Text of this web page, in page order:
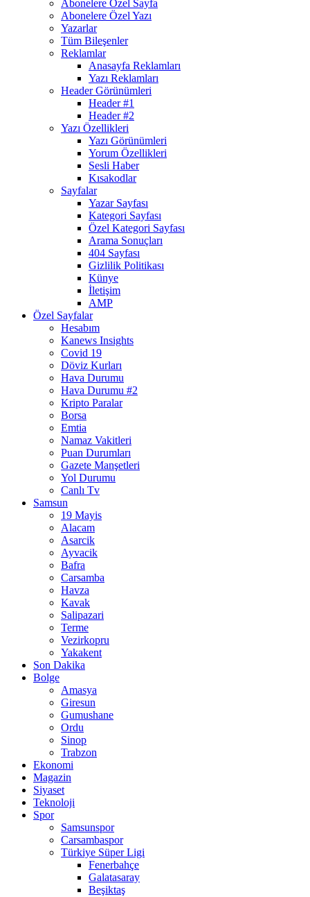
Abonelere Özel Sayfa
Abonelere Özel Yazı
Yazarlar
Tüm Bileşenler
Reklamlar
Anasayfa Reklamları
Yazı Reklamları
Header Görünümleri
Header #1
Header #2
Yazı Özellikleri
Yazı Görünümleri
Yorum Özellikleri
Sesli Haber
Kısakodlar
Sayfalar
Yazar Sayfası
Kategori Sayfası
Özel Kategori Sayfası
Arama Sonuçları
404 Sayfası
Gizlilik Politikası
Künye
İletişim
AMP
Özel Sayfalar
Hesabım
Kanews Insights
Covid 19
Döviz Kurları
Hava Durumu
Hava Durumu #2
Kripto Paralar
Borsa
Emtia
Namaz Vakitleri
Puan Durumları
Gazete Manşetleri
Yol Durumu
Canlı Tv
Samsun
19 Mayis
Alacam
Asarcik
Ayvacik
Bafra
Carsamba
Havza
Kavak
Salipazari
Terme
Vezirkopru
Yakakent
Son Dakika
Bolge
Amasya
Giresun
Gumushane
Ordu
Sinop
Trabzon
Ekonomi
Magazin
Siyaset
Teknoloji
Spor
Samsunspor
Carsambaspor
Türkiye Süper Ligi
Fenerbahçe
Galatasaray
Beşiktaş